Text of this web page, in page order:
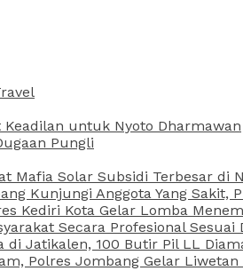
untuk Nyoto Dharmawan
Pungli
Mafia Solar Subsidi Terbesar di
Kunjungi Anggota Yang Sakit,
Kediri Kota Gelar Lomba
Secara Profesional
di Jatikalen, 100 Butir Pil LL
Polres Jombang Gelar Liwetan